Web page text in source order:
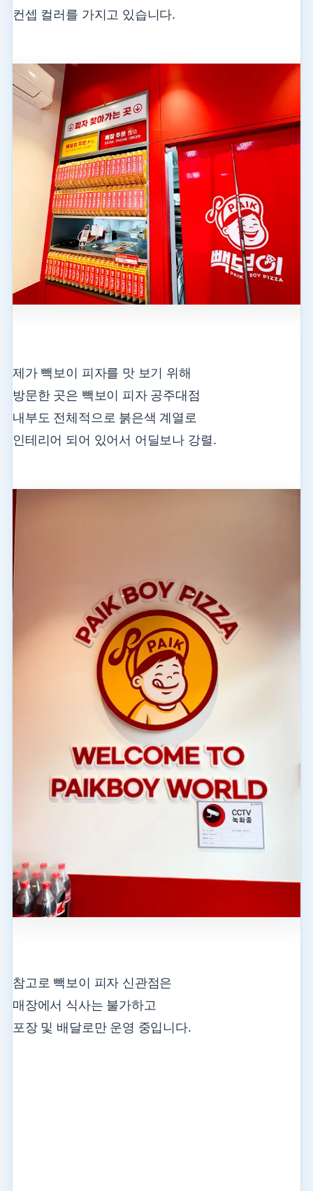
컨셉 컬러를 가지고 있습니다.
제가 빽보이 피자를 맛 보기 위해
방문한 곳은 빽보이 피자 공주대점
내부도 전체적으로 붉은색 계열로
인테리어 되어 있어서 어딜보나 강렬.
참고로 빽보이 피자 신관점은
매장에서 식사는 불가하고
포장 및 배달로만 운영 중입니다.